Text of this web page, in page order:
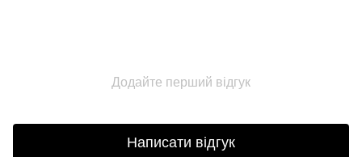
Додайте перший відгук
Написати відгук